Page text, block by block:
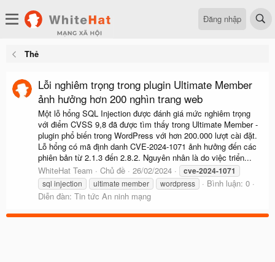
Đăng nhập
Thẻ
Lỗi nghiêm trọng trong plugin Ultimate Member
ảnh hưởng hơn 200 nghìn trang web
Một lỗ hổng SQL Injection được đánh giá mức nghiêm trọng
với điểm CVSS 9,8 đã được tìm thấy trong Ultimate Member -
plugin phổ biến trong WordPress với hơn 200.000 lượt cài đặt.
Lỗ hổng có mã định danh CVE-2024-1071 ảnh hưởng đến các
phiên bản từ 2.1.3 đến 2.8.2. Nguyên nhân là do việc triển...
WhiteHat Team
Chủ đề 26/02/2024 cve-2024-1071
sql injection ultimate member wordpress
Bình luận: 0
Diễn đàn: Tin tức An ninh mạng